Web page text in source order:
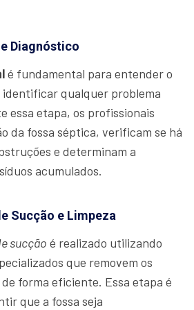
Diagnóstico
é fundamental para entender o
identificar qualquer problema
essa etapa, os profissionais
da fossa séptica, verificam se há
e determinam a
acumulados.
Sucção e Limpeza
sucção é realizado utilizando
que removem os
forma eficiente. Essa etapa é
que a fossa seja